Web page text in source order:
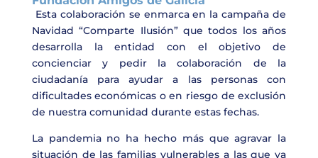
Esta colaboración se enmarca en la campaña de
Navidad “Comparte Ilusión” que todos los años
desarrolla la entidad con el objetivo de
concienciar y pedir la colaboración de la
ciudadanía para ayudar a las personas con
dificultades económicas o en riesgo de exclusión
de nuestra comunidad durante estas fechas.
La pandemia no ha hecho más que agravar la
situación de las familias vulnerables a las que ya